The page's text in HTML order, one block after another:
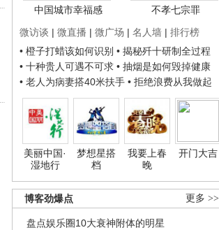
中国城市幸福感
不孝七宗罪
微访谈 | 微直播 | 微广场 | 名人墙 | 排行榜
• 橙子打蜡该如何识别 • 揭秘歼十研制全过程
• 十种贵人可遇不可求 • 抽烟是如何毁掉健康
• 老人为病妻搭40米扶手 • 拒绝浪费从我做起
美丽中国·
湿地行
梦想星搭
档
我要上春
晚
开门大吉
更多 >>
博客劲爆点
盘点娱乐圈10大衰神附体的明星